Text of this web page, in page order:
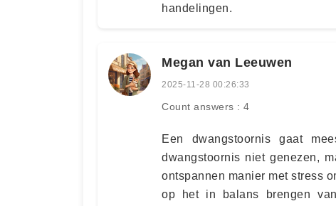
handelingen.
Megan van Leeuwen
2025-11-28 00:26:33
Count answers : 4
Een dwangstoornis gaat
dwangstoornis niet genezen,
ontspannen manier met stress
op het in balans brengen